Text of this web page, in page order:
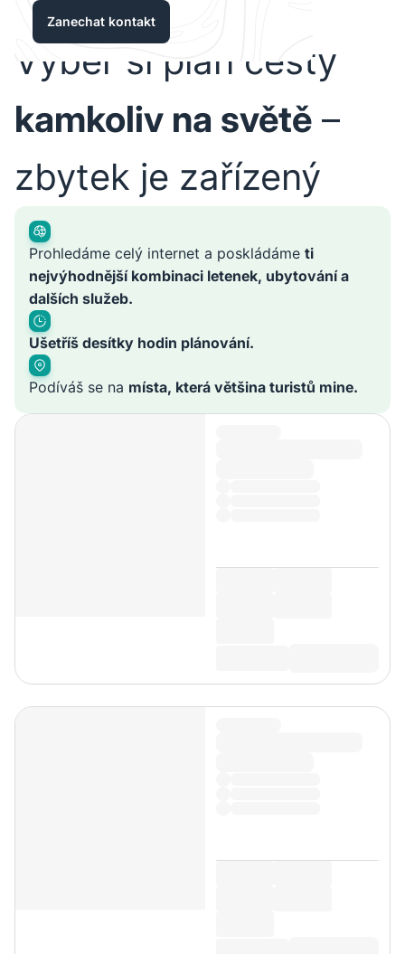
Zanechat kontakt
Vyber si plán cesty
kamkoliv na světě –
zbytek je zařízený
Prohledáme celý internet a poskládáme ti
nejvýhodnější kombinaci letenek, ubytování a
dalších služeb.
Ušetříš desítky hodin plánování.
Podíváš se na místa, která většina turistů mine.